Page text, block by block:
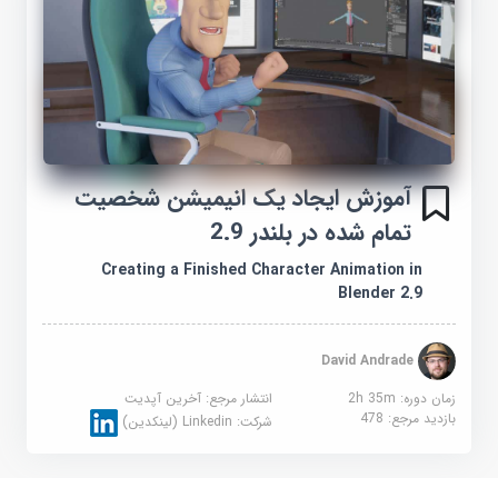
آموزش ایجاد یک انیمیشن شخصیت
تمام شده در بلندر 2.9
Creating a Finished Character Animation in
Blender 2.9
David Andrade
زمان دوره: 2h 35m
انتشار مرجع:آخرین آپدیت
بازدید مرجع:478 شرکت:Linkedin (لینکدین)